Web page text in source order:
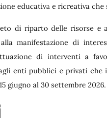
educativa e ricreativa
di riparto delle risorse e
manifestazione di
di interventi a
enti pubblici e privati
giugno al 30 settembre 2026.